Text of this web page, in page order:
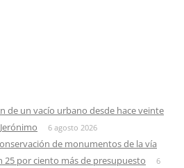
de un vacío urbano desde hace veinte
6 agosto 2026
de monumentos de la vía
25 por ciento más de presupuesto
6